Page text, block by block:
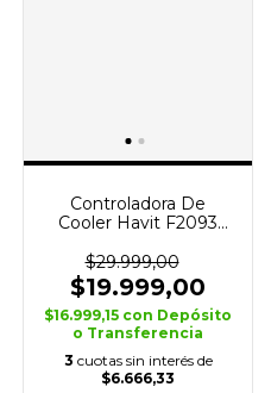
Controladora De
Cooler Havit F2093
$29.999,00
$19.999,00
$16.999,15 con Depósito
o Transferencia
3 cuotas sin interés de
$6.666,33